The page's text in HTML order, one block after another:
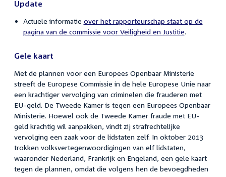
Update
Actuele informatie over het rapporteurschap staat op de
pagina van de commissie voor Veiligheid en Justitie.
Gele kaart
Met de plannen voor een Europees Openbaar Ministerie
streeft de Europese Commissie in de hele Europese Unie naar
een krachtiger vervolging van criminelen die frauderen met
EU-geld. De Tweede Kamer is tegen een Europees Openbaar
Ministerie. Hoewel ook de Tweede Kamer fraude met EU-
geld krachtig wil aanpakken, vindt zij strafrechtelijke
vervolging een zaak voor de lidstaten zelf. In oktober 2013
trokken volksvertegenwoordigingen van elf lidstaten,
waaronder Nederland, Frankrijk en Engeland, een gele kaart
tegen de plannen, omdat die volgens hen de bevoegdheden